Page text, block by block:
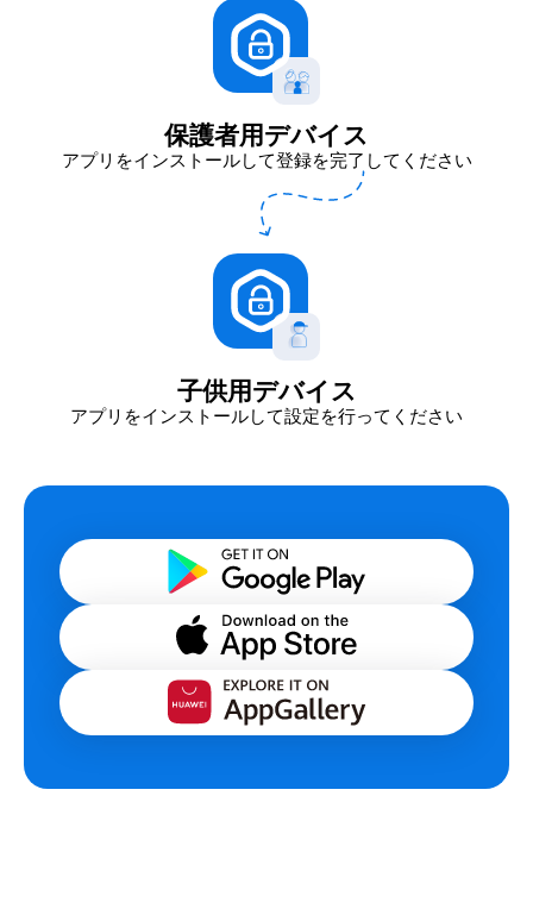
保護者用デバイス
アプリをインストールして登録を完了してください
子供用デバイス
アプリをインストールして設定を行ってください